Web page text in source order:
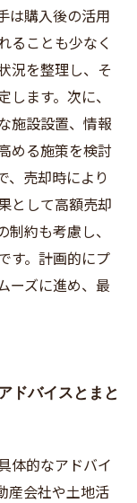
は購入後の活用
ることも少なく
況を整理し、そ
ます。次に、
施設設置、情報
める施策を検討
、売却時により
として高額売却
約も考慮し、
す。計画的にプ
ーズに進め、最
ドバイスとまと
体的なアドバイ
産会社や土地活